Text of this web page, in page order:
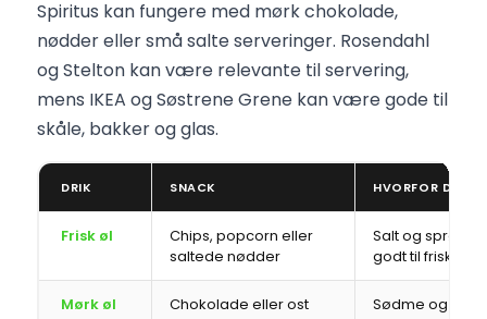
Spiritus kan fungere med mørk chokolade,
nødder eller små salte serveringer. Rosendahl
og Stelton kan være relevante til servering,
mens IKEA og Søstrene Grene kan være gode til
skåle, bakker og glas.
DRIK SNACK HVORFOR DET
Frisk øl
Chips, popcorn eller
saltede nødder
Salt og
godt til friskhed
Mørk øl Chokolade eller ost
Sødme og